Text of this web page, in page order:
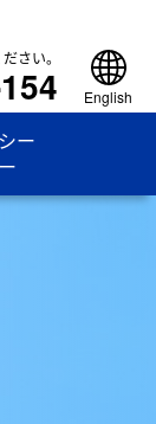
さい。
English
ー